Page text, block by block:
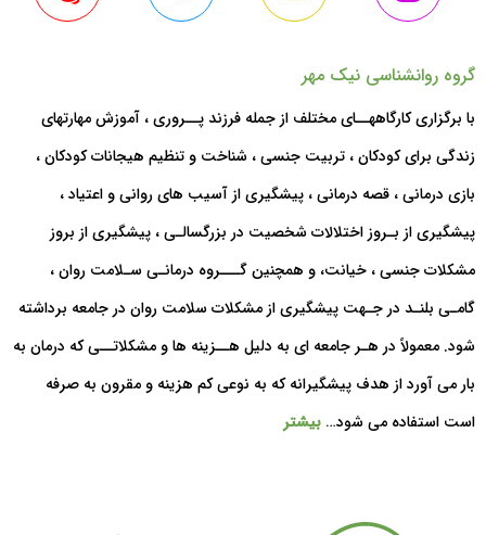
گروه روانشناسی نیک مهر
با برگزاری کارگاههــای مختلف از جمله فرزند پــروری ، آموزش مهارتهای
زندگی برای کودکان ، تربیت جنسی ، شناخت و تنظیم هیجانات کودکان ،
بازی درمانی ، قصه درمانی ، پیشگیری از آسیب های روانی و اعتیاد ،
پیشگیری از بـروز اختلالات شخصیت در بزرگسالـی ، پیشگیری از بروز
مشکلات جنسی ، خیانت، و همچنین گـــروه درمانـی سـلامت روان ،
گامـی بلنـد در جـهت پیشگیری از مشکلات سلامت روان در جامعه برداشته
شود. معمولاً در هـر جامعه ای به دلیل هــزینه ها و مشکلاتــی که درمان به
بار می آورد از هدف پیشگیرانه که به نوعی کم هزینه و مقرون به صرفه
است استفاده می شود… بیشتر